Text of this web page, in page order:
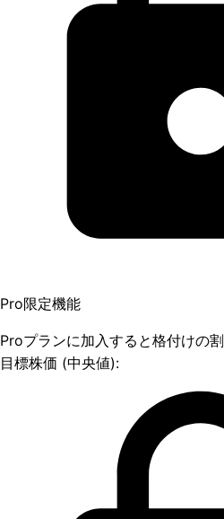
Pro限定機能
Proプランに加入すると格付けの
目標株価 (中央値):